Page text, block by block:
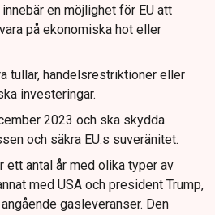
en möjlighet för EU att
på ekonomiska hot eller
tullar, handelsrestriktioner eller
investeringar.
2023 och ska skydda
och säkra EU:s suveränitet.
antal år med olika typer av
med USA och president Trump,
gasleveranser. Den